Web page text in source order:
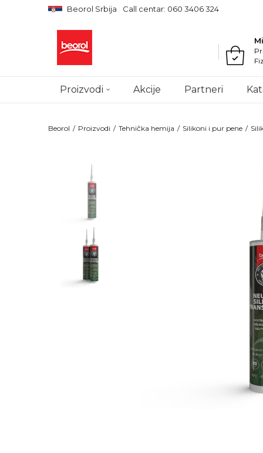
Beorol Srbija Call centar: 060 3406 324
Proizvodi Akcije Partneri
Beorol Proizvodi Tehnička hemija Silikoni i pur pene